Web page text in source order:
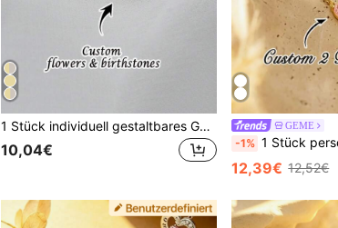
1 Stück individuell gestaltbares Geburtsblumen- & Geburtsstein-Armband, Damenschmuck, individualisierte Halskette, individualisierter Schmuck, Paar-Armband, personalisiertes Geschenk, Geschenk für Freund/Freundin, auch geeignet als Halloween-/Weihnachtsüberraschungsgeschenk für Familie und Freunde
10,04€
GEME
-1% 1 Stück personalisiertes Damen Armband in Herzform, Goldarmband, Muttertagsgeschenk, Geschenk für sie, Damenschmuck,
12,39€ 12,52€